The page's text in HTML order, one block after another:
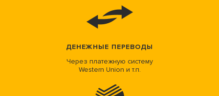
ДЕНЕЖНЫЕ ПЕРЕВОДЫ
Через платежную систему
Western Union и т.п.